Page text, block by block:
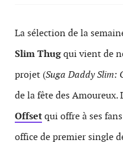
La sélection de la
Slim Thugqui vient de
projet (Suga Daddy Slim:
de la fête des Amoureux.
Offsetqui offre à ses
office de premier single